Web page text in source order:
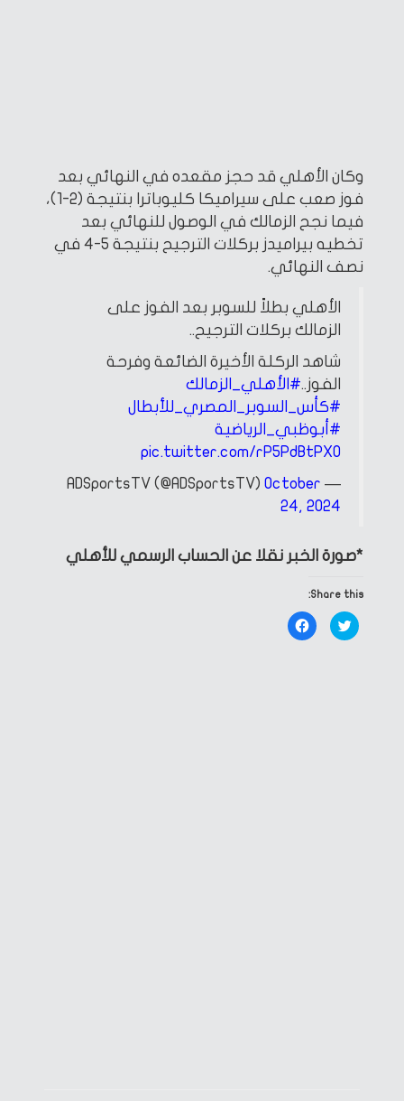
وكان الأهلي قد حجز مقعده في النهائي بعد
فوز صعب على سيراميكا كليوباترا بنتيجة (2-1)،
فيما نجح الزمالك في الوصول للنهائي بعد
تخطيه بيراميدز بركلات الترجيح بنتيجة 5-4 في
نصف النهائي.
الأهلي بطلاً للسوبر بعد الفوز على
الزمالك بركلات الترجيح..
شاهد الركلة الأخيرة الضائعة وفرحة
الفوز..#الأهلي_الزمالك
#كأس_السوبر_المصري_للأبطال
#أبوظبي_الرياضية
pic.twitter.com/rP5PdBtPX0
— ADSportsTV (@ADSportsTV)
October
24, 2024
*صورة الخبر نقلا عن الحساب الرسمي للأهلي
Share this:
Click
to
share
Click
to